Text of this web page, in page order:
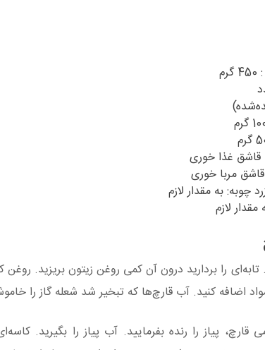
: 450 گرم
چوبه: به مقدار لازم
لازم
تابه‌ای را بردارید درون آن کمی روغن زیتون بریزید.
اضافه کنید. آب قارچ‌ها که تبخیر شد شعله گاز را
پیاز را رنده بفرمایید. آب پیاز را بگیرید.